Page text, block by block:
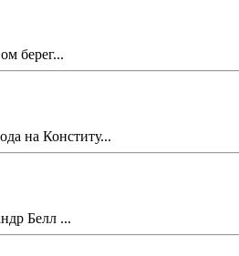
берег...
на Конститу...
Белл ...